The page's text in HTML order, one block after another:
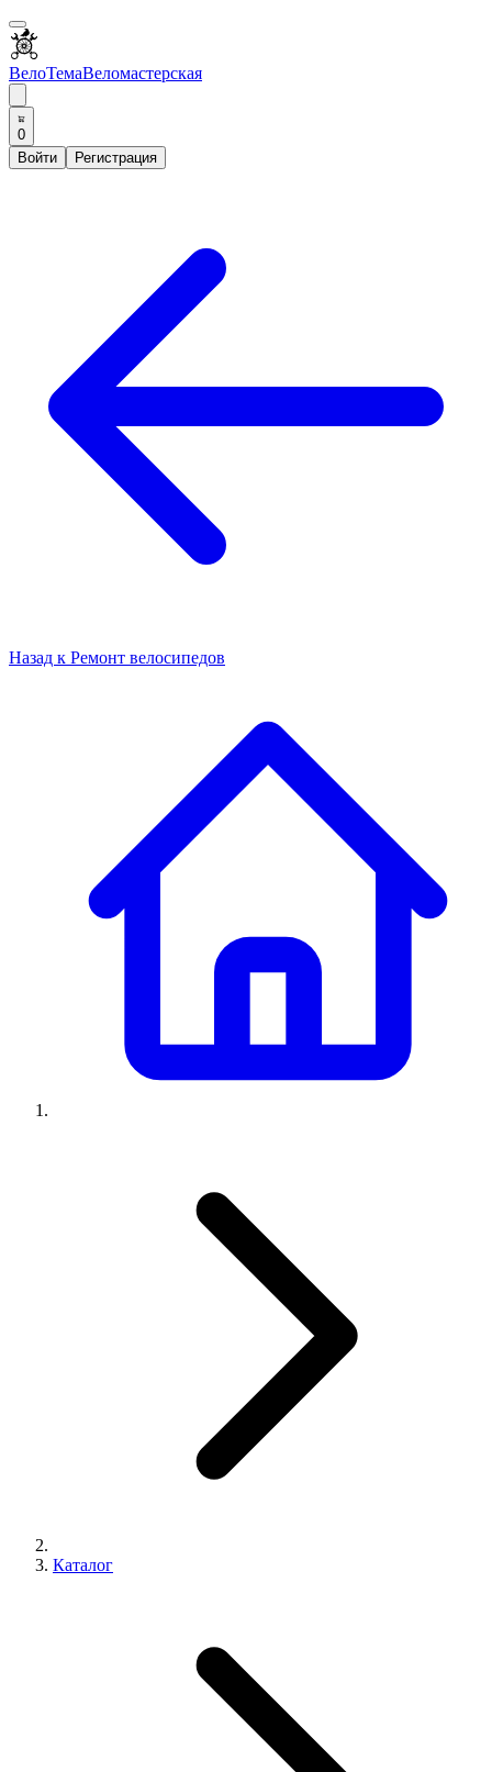
ВелоТемаВеломастерская
0
Войти
Регистрация
Назад к Ремонт велосипедов
Каталог